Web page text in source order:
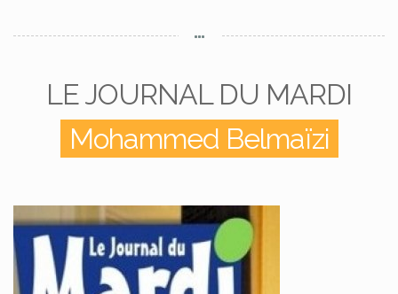
LE JOURNAL DU MARDI
Mohammed Belmaïzi